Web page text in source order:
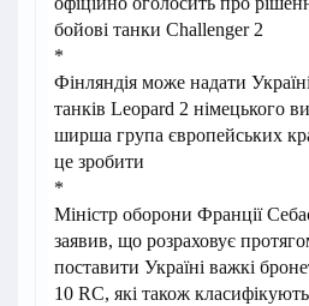
бойові танки Challenger 2
*
Фінляндія може надати
танків Leopard 2 німецького
ширша група європейських
це зробити
*
Міністр оборони Франції
заявив, що розраховує
поставити Україні важкі
10 RC, які також